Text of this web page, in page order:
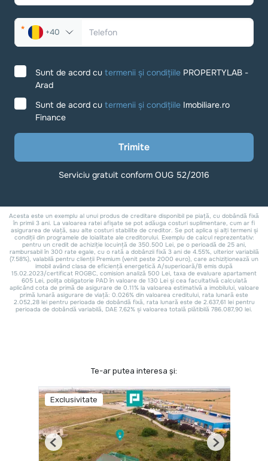
Te-ar putea interesa și:
Exclusivitate
Previous Next